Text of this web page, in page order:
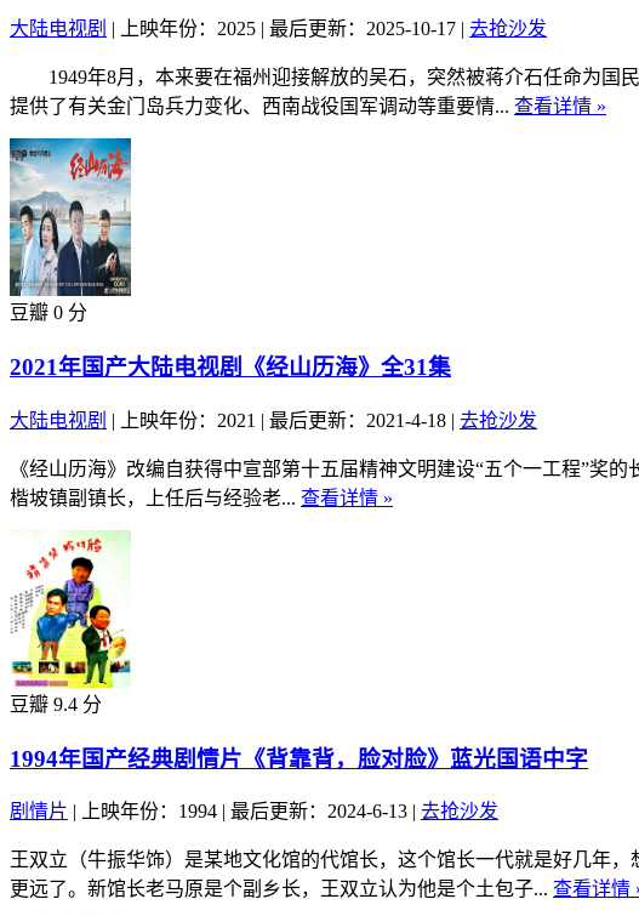
大陆电视剧 | 上映年份：2025 | 最后更新：2025-10-17 | 去抢沙发
1949年8月，本来要在福州迎接解放的吴石，突然被蒋介石任命为国
提供了有关金门岛兵力变化、西南战役国军调动等重要情... 查看详情 »
豆瓣 0 分
2021年国产大陆电视剧《经山历海》全31集
大陆电视剧 | 上映年份：2021 | 最后更新：2021-4-18 | 去抢沙发
《经山历海》改编自获得中宣部第十五届精神文明建设“五个一工程”奖
楷坡镇副镇长，上任后与经验老... 查看详情 »
豆瓣 9.4 分
1994年国产经典剧情片《背靠背，脸对脸》蓝光国语中字
剧情片 | 上映年份：1994 | 最后更新：2024-6-13 | 去抢沙发
王双立（牛振华饰）是某地文化馆的代馆长，这个馆长一代就是好几年
更远了。新馆长老马原是个副乡长，王双立认为他是个土包子... 查看详情